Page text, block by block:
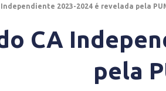
2023-2024 é revelada pela
CA
pela